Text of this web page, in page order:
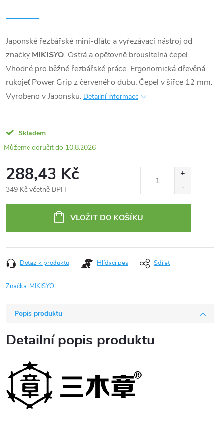
Japonské řezbářské mini-dláto a vyřezávací nástroj od
značky MIKISYO. Ostrá a opětovně brousitelná čepel.
Vhodné pro běžné řezbářské práce. Ergonomická dřevěná
rukojeť Power Grip z červeného dubu. Čepel v šířce 12 mm.
Vyrobeno v Japonsku. Detailní informace
Skladem
10.8.2026
288,43 Kč
349 Kč včetně DPH
VLOŽIT DO KOŠÍKU
Dotaz k produktu Hlídací pes Sdílet
Značka: MIKISYO
Popis produktu
Detailní popis produktu